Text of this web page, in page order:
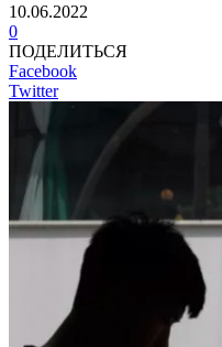
10.06.2022
0
ПОДЕЛИТЬСЯ
Facebook
Twitter